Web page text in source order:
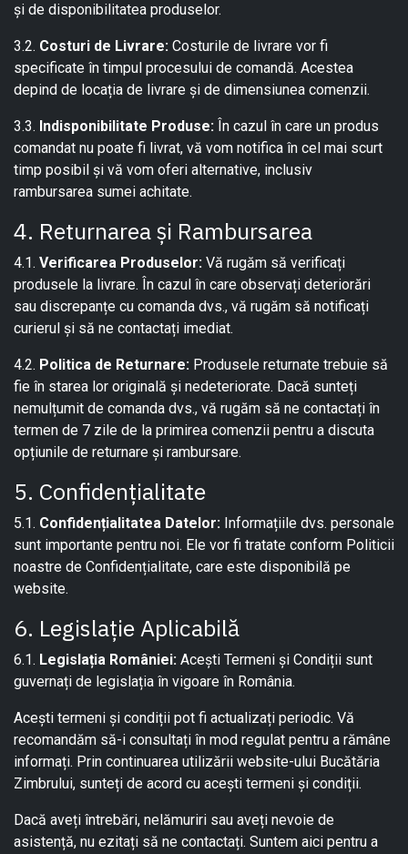
și de disponibilitatea produselor.
3.2. Costuri de Livrare: Costurile de livrare vor fi
specificate în timpul procesului de comandă. Acestea
depind de locația de livrare și de dimensiunea comenzii.
3.3. Indisponibilitate Produse: În cazul în care un produs
comandat nu poate fi livrat, vă vom notifica în cel mai scurt
timp posibil și vă vom oferi alternative, inclusiv
rambursarea sumei achitate.
4. Returnarea și Rambursarea
4.1. Verificarea Produselor: Vă rugăm să verificați
produsele la livrare. În cazul în care observați deteriorări
sau discrepanțe cu comanda dvs., vă rugăm să notificați
curierul și să ne contactați imediat.
4.2. Politica de Returnare: Produsele returnate trebuie să
fie în starea lor originală și nedeteriorate. Dacă sunteți
nemulțumit de comanda dvs., vă rugăm să ne contactați în
termen de 7 zile de la primirea comenzii pentru a discuta
opțiunile de returnare și rambursare.
5. Confidențialitate
5.1. Confidențialitatea Datelor: Informațiile dvs. personale
sunt importante pentru noi. Ele vor fi tratate conform Politicii
noastre de Confidențialitate, care este disponibilă pe
website.
6. Legislație Aplicabilă
6.1. Legislația României: Acești Termeni și Condiții sunt
guvernați de legislația în vigoare în România.
Acești termeni și condiții pot fi actualizați periodic. Vă
recomandăm să-i consultați în mod regulat pentru a rămâne
informați. Prin continuarea utilizării website-ului Bucătăria
Zimbrului, sunteți de acord cu acești termeni și condiții.
Dacă aveți întrebări, nelămuriri sau aveți nevoie de
asistență, nu ezitați să ne contactați. Suntem aici pentru a